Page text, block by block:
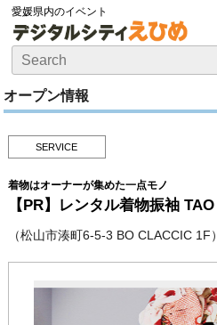
愛媛県内のイベント
オープン情報
SERVICE
着物はオーナーが集めた一点モノ
【PR】レンタル着物振袖 TAO
（松山市湊町6-5-3 BO CLACCIC 1F）